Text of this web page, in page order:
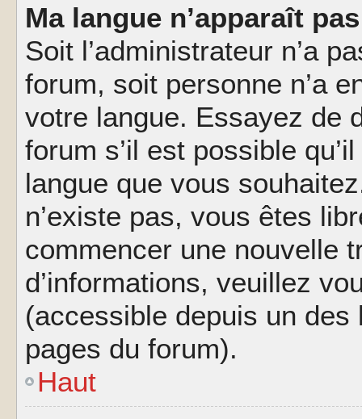
Ma langue n’apparaît
Soit l’administrateur n’a
forum, soit personne n’a
votre langue. Essayez de
forum s’il est possible
langue que vous
n’existe pas, vous êtes
commencer une nouvelle
d’informations, veuillez
(accessible depuis un
pages du forum).
Haut